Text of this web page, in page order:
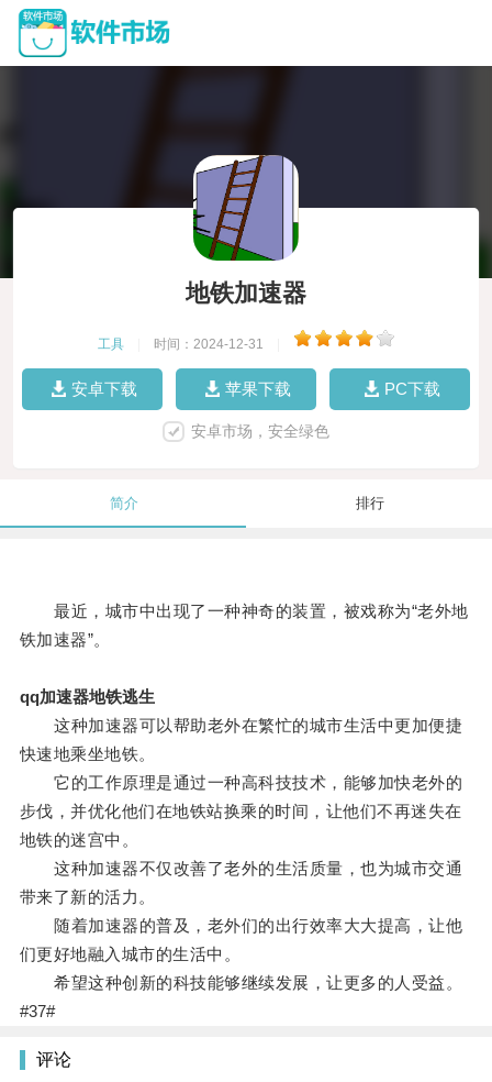
地铁加速器
工具 时间：2024-12-31
安卓下载 苹果下载 PC下载
安卓市场，安全绿色
简介 排行
最近，城市中出现了一种神奇的装置，被戏称为“老外地
铁加速器”。
qq加速器地铁逃生
这种加速器可以帮助老外在繁忙的城市生活中更加便捷
快速地乘坐地铁。
它的工作原理是通过一种高科技技术，能够加快老外的
步伐，并优化他们在地铁站换乘的时间，让他们不再迷失在
地铁的迷宫中。
这种加速器不仅改善了老外的生活质量，也为城市交通
带来了新的活力。
随着加速器的普及，老外们的出行效率大大提高，让他
们更好地融入城市的生活中。
希望这种创新的科技能够继续发展，让更多的人受益。
#37#
评论